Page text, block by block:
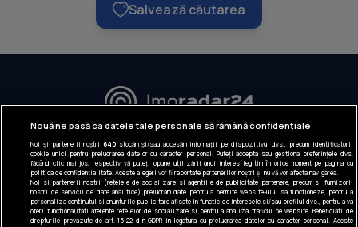
Salvează căutarea
URMĂREȘTE-NE:
INFORMAȚII COMPANIE
Despre noi
Gestionați preferințele
Nouă ne pasă ca datele tale personale să rămână confidențiale
Noi și partenerii noștri 640stocăm și/sau accesăm informații pe dispozitivul dvs., precum identificatorii
cookie unici pentru prelucrarea datelor cu caracter personal. Puteți accepta sau gestiona preferințele dvs.
făcând clic mai jos, respectiv vă puteți opune utilizării unui interes legitim în orice moment pe pagina cu
politica de confidențialitate. Aceste alegeri vor fi raportate partenerilor noștri și nu vă vor afecta navigarea.
Noi si partenerii nostri (retelele de socializare si agentiile de publicitate partenere, precum si furnizorii
nostri de servicii de date analitice) prelucram date pentru a permite website-ului sa functioneze, pentru a
personaliza continutul si anunturile publicitare afisate in functie de interesele si/sau profilul dvs., pentru a va
oferi functionalitati aferente retelelor de socializare si pentru a analiza traficul pe website. Beneficiati de
drepturile prevazute de art. 15-22 din GDPR in legatura cu prelucrarea datelor cu caracter personal. Aceste